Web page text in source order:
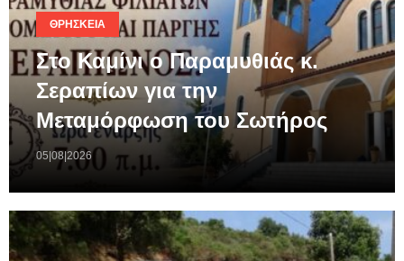
ΘΡΗΣΚΕΊΑ
Στο Καμίνι ο Παραμυθιάς κ.
Σεραπίων για την
Μεταμόρφωση του Σωτήρος
05|08|2026